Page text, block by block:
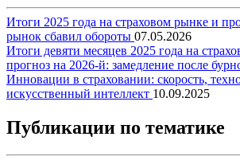
Итоги 2025 года на страховом рынке и
рынок сбавил обороты 07.05.2026
Итоги девяти месяцев 2025 года на
прогноз на 2026-й: замедление после
Инновации в страховании: скорость,
искусственный интеллект 10.09.2025
Публикации по тематике